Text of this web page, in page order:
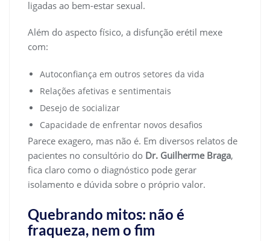
ligadas ao bem-estar sexual.
Além do aspecto físico, a disfunção erétil mexe
com:
Autoconfiança em outros setores da vida
Relações afetivas e sentimentais
Desejo de socializar
Capacidade de enfrentar novos desafios
Parece exagero, mas não é. Em diversos relatos de
pacientes no consultório do Dr. Guilherme Braga,
fica claro como o diagnóstico pode gerar
isolamento e dúvida sobre o próprio valor.
Quebrando mitos: não é
fraqueza, nem o fim